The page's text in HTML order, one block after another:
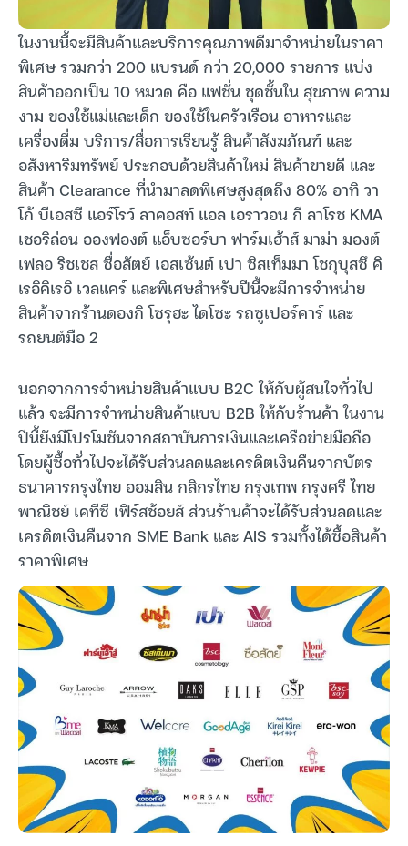
ในงานนี้จะมีสินค้าและบริการคุณภาพดีมาจำหน่ายในราคา
พิเศษ รวมกว่า 200 แบรนด์ กว่า 20,000 รายการ แบ่ง
สินค้าออกเป็น 10 หมวด คือ แฟชั่น ชุดชั้นใน สุขภาพ ความ
งาม ของใช้แม่และเด็ก ของใช้ในครัวเรือน อาหารและ
เครื่องดื่ม บริการ/สื่อการเรียนรู้ สินค้าสังฆภัณฑ์ และ
อสังหาริมทรัพย์ ประกอบด้วยสินค้าใหม่ สินค้าขายดี และ
สินค้า Clearance ที่นำมาลดพิเศษสูงสุดถึง 80% อาทิ วา
โก้ บีเอสซี แอร์โรว์ ลาคอสท์ แอล เอราวอน กี ลาโรช KMA
เชอริล่อน อองฟองต์ แอ็บซอร์บา ฟาร์มเฮ้าส์ มาม่า มองต์
เฟลอ ริชเชส ซื่อสัตย์ เอสเซ้นต์ เปา ซิสเท็มมา โชกุบุสซึ คิ
เรอิคิเรอิ เวลแคร์ และพิเศษสำหรับปีนี้จะมีการจำหน่าย
สินค้าจากร้านดองกิ โซรุฮะ ไดโซะ รถซูเปอร์คาร์ และ
รถยนต์มือ 2
นอกจากการจำหน่ายสินค้าแบบ B2C ให้กับผู้สนใจทั่วไป
แล้ว จะมีการจำหน่ายสินค้าแบบ B2B ให้กับร้านค้า ในงาน
ปีนี้ยังมีโปรโมชันจากสถาบันการเงินและเครือข่ายมือถือ
โดยผู้ซื้อทั่วไปจะได้รับส่วนลดและเครดิตเงินคืนจากบัตร
ธนาคารกรุงไทย ออมสิน กสิกรไทย กรุงเทพ กรุงศรี ไทย
พาณิชย์ เคทีซี เฟิร์สช้อยส์ ส่วนร้านค้าจะได้รับส่วนลดและ
เครดิตเงินคืนจาก SME Bank และ AIS รวมทั้งได้ซื้อสินค้า
ราคาพิเศษ